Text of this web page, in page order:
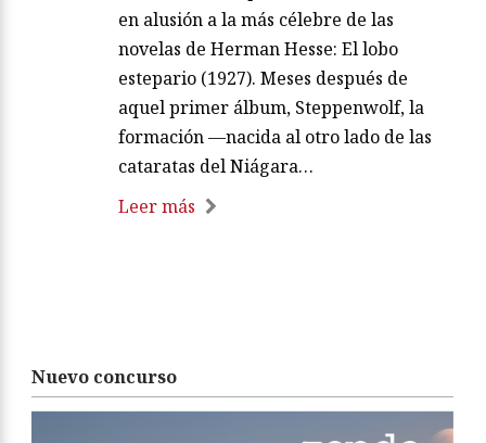
en alusión a la más célebre de las
novelas de Herman Hesse: El lobo
estepario (1927). Meses después de
aquel primer álbum, Steppenwolf, la
formación —nacida al otro lado de las
cataratas del Niágara…
Leer más
Nuevo concurso